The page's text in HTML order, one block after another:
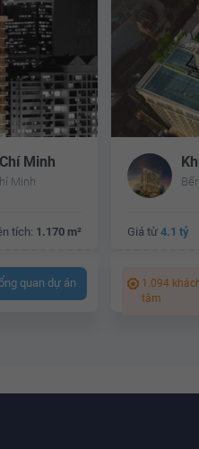
Minh
Minh
tích: 1.170 m²
quan dự án
Giá từ 4.1 tỷ
1.094
tâm